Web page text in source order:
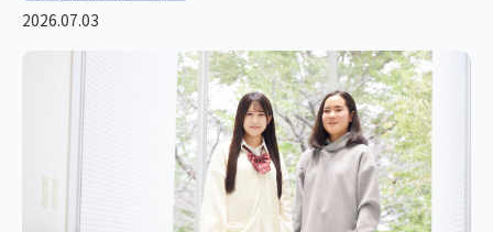
2026.07.03